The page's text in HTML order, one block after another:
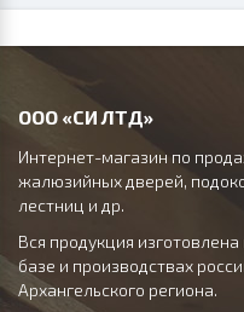
ООО «СИ ЛТД»
Интернет-магазин по
жалюзийных дверей,
лестниц и др.
Вся продукция
базе и производствах
Архангельского региона.